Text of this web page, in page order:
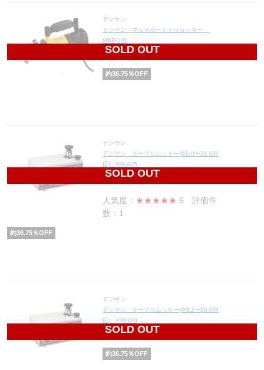
SOLD OUT
デンサン
デンサン マルチボードドリカッター
MBD-100
20,240
約36.75％OFF
SOLD OUT
デンサン
デンサン ケーブルムッキー(Ф5.0〜31.0対
応) KM-325
277,040
人気度： ★★★★★ 5 評価件
数：1
約36.75％OFF
SOLD OUT
デンサン
デンサン ケーブルムッキー(Ф3.2〜20.0対
応) KM-100
213,785
約36.75％OFF